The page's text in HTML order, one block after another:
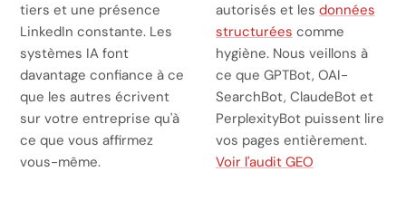
tiers et une présence
LinkedIn constante. Les
systèmes IA font
davantage confiance à ce
que les autres écrivent
sur votre entreprise qu'à
ce que vous affirmez
vous-même.
autorisés et les données
structurées comme
hygiène. Nous veillons à
ce que GPTBot, OAI-
SearchBot, ClaudeBot et
PerplexityBot puissent lire
vos pages entièrement.
Voir l'audit GEO